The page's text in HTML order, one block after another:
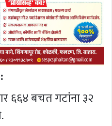
६६४ बचत गटांना ३२